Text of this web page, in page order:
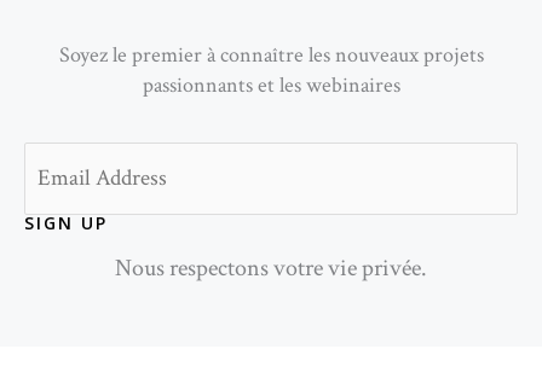
Soyez le premier à connaître les nouveaux projets
passionnants et les webinaires
SIGN UP
Nous respectons votre vie privée.